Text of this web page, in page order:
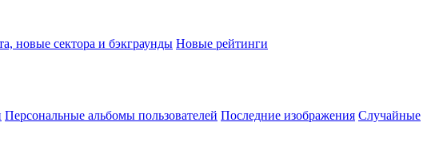
новые сектора и бэкграунды Новые рейтинги
Персональные альбомы пользователей Последние изображения Случайные